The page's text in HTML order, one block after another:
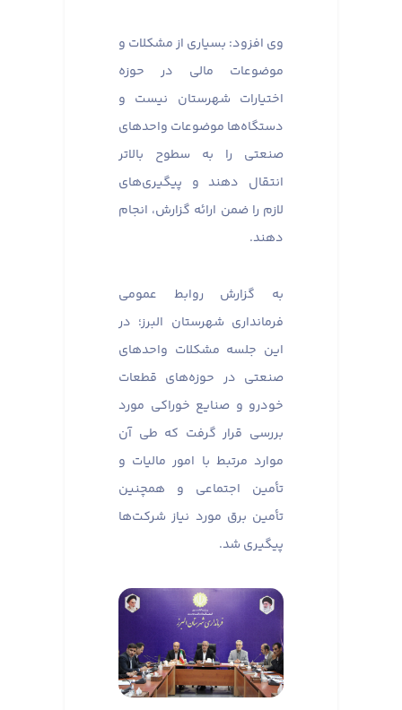
وی افزود: بسیاری از مشکلات و
موضوعات مالی در حوزه
اختیارات شهرستان نیست و
دستگاه‌ها موضوعات واحدهای
صنعتی را به سطوح بالاتر
انتقال دهند و پیگیری‌های
لازم را ضمن ارائه گزارش، انجام
دهند.
به گزارش روابط عمومی
فرمانداری شهرستان البرز؛ در
این جلسه مشکلات واحدهای
صنعتی در حوزه‌های قطعات
خودرو و صنایع خوراکی مورد
بررسی قرار گرفت که طی آن
موارد مرتبط با امور مالیات و
تأمین اجتماعی و همچنین
تأمین برق مورد نیاز شرکت‌ها
پیگیری شد.